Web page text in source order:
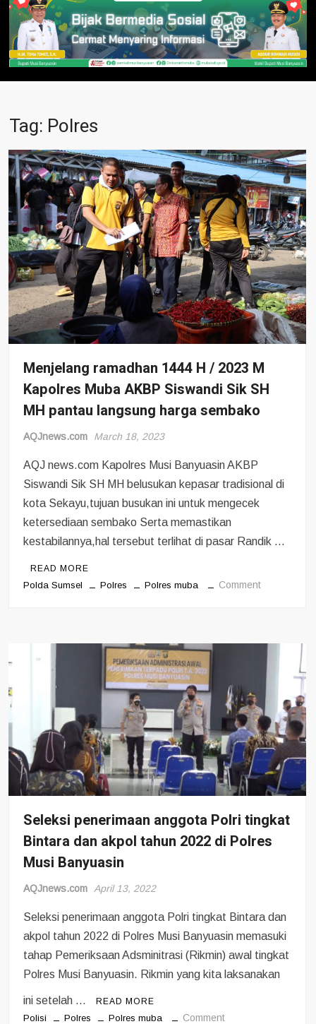
Optimalkan Penerimaan PAD, Bapenda Muba Lantik Juru Sita
Pajak Daerah
Kebakaran Melalap Permukiman di Desa Teluk Lais, 10 KK
Terdampak
Refleksi 30 Tahun Tragedi Kudatuli, DPC PDI Perjuangan Muba
Gelar Doa Bersama hingga Beri Penghargaan Pejuang Partai
Polsek Sekayu Tangkap Residivis Jambret Lintas Provinsi di
Musi Banyuasin, Satu Pelaku Masih Buron
Tag: Polres
Menjelang ramadhan 1444 H / 2023 M
Kapolres Muba AKBP Siswandi Sik SH
MH pantau langsung harga sembako
AQJnews.com March 18, 2023
AQJ news.com Kapolres Musi Banyuasin AKBP
Siswandi Sik SH MH belusukan kepasar tradisional di
kota Sekayu,tujuan busukan ini untuk mengecek
ketersediaan sembako Serta memastikan
kestabilannya,hal tersebut terlihat di pasar Randik …
READ MORE
Polda Sumsel Polres Polres muba Commenton
H
2023
M
Kapolres
Muba
AKBP
Siswandi
Sik
SH
MH
pantau
langsung
Seleksi penerimaan anggota Polri tingkat
Bintara dan akpol tahun 2022 di Polres
Musi Banyuasin
AQJnews.com April 13, 2022
Seleksi penerimaan anggota Polri tingkat Bintara dan
akpol tahun 2022 di Polres Musi Banyuasin memasuki
tahap Pemeriksaan Adsminitrasi (Rikmin) awal tingkat
Polres Musi Banyuasin. Rikmin yang kita laksanakan
ini setelah … READ MORE
Polisi Polres Polres muba Commenton